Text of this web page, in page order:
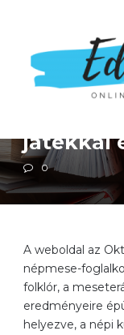
Gyűjtőoldalak
játékkal
0
A weboldal az
népmese-
folklór, a
eredményeire
helyezve, a népi